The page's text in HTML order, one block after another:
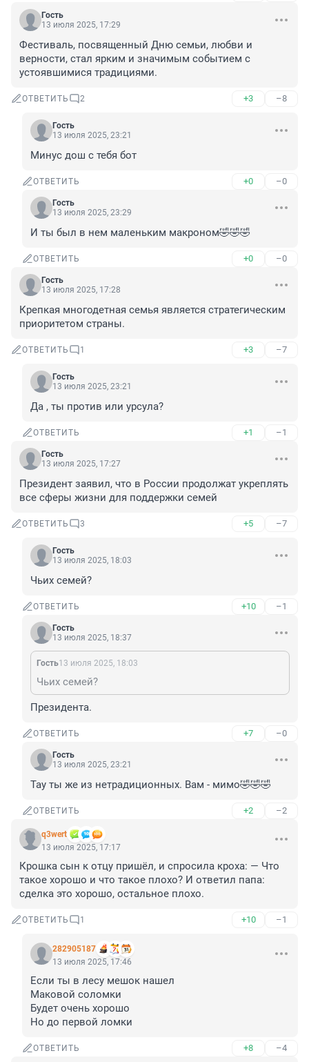
Гость
13 июля 2025, 17:29
Фестиваль, посвященный Дню семьи, любви и
верности, стал ярким и значимым событием с
устоявшимися традициями.
ОТВЕТИТЬ 2 +3 –8
Гость
13 июля 2025, 23:21
Минус дош с тебя бот
ОТВЕТИТЬ +0 –0
Гость
13 июля 2025, 23:29
И ты был в нем маленьким макроном🤣🤣🤣
ОТВЕТИТЬ +0 –0
Гость
13 июля 2025, 17:28
Крепкая многодетная семья является стратегическим
приоритетом страны.
ОТВЕТИТЬ 1 +3 –7
Гость
13 июля 2025, 23:21
Да , ты против или урсула?
ОТВЕТИТЬ +1 –1
Гость
13 июля 2025, 17:27
Президент заявил, что в России продолжат укреплять
все сферы жизни для поддержки семей
ОТВЕТИТЬ 3 +5 –7
Гость
13 июля 2025, 18:03
Чьих семей?
ОТВЕТИТЬ +10 –1
Гость
13 июля 2025, 18:37
Гость13 июля 2025, 18:03
Чьих семей?
Президента.
ОТВЕТИТЬ +7 –0
Гость
13 июля 2025, 23:21
Тау ты же из нетрадиционных. Вам - мимо🤣🤣🤣
ОТВЕТИТЬ +2 –2
q3wert
13 июля 2025, 17:17
Крошка сын к отцу пришёл, и спросила кроха: — Что
такое хорошо и что такое плохо? И ответил папа:
сделка это хорошо, остальное плохо.
ОТВЕТИТЬ 1 +10 –1
282905187
13 июля 2025, 17:46
Если ты в лесу мешок нашел
Маковой соломки
Будет очень хорошо
Но до первой ломки
ОТВЕТИТЬ +8 –4